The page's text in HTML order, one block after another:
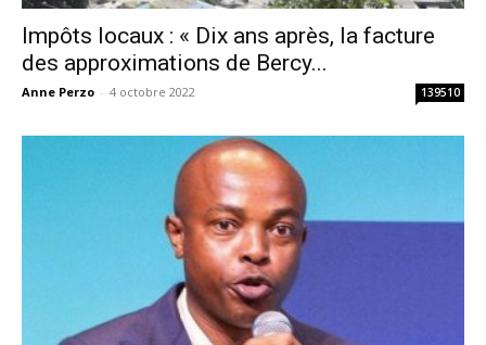
Impôts locaux : « Dix ans après, la facture
des approximations de Bercy...
Anne Perzo - 4 octobre 2022 139510